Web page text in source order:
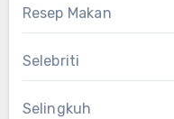
Resep Makan
Selebriti
Selingkuh